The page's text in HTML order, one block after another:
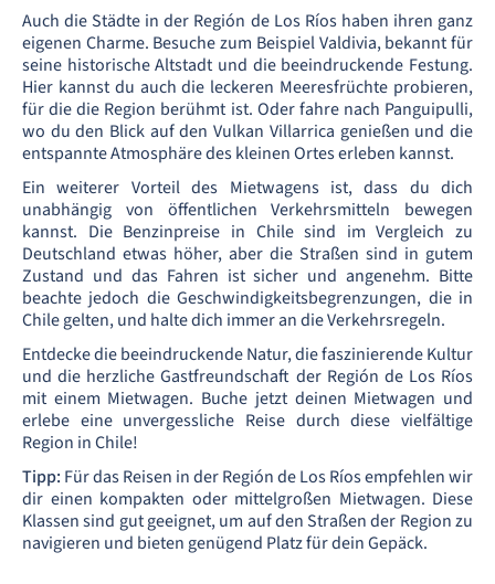
Auch die Städte in der Región de Los Ríos haben ihren ganz
eigenen Charme. Besuche zum Beispiel Valdivia, bekannt für
seine historische Altstadt und die beeindruckende Festung.
Hier kannst du auch die leckeren Meeresfrüchte probieren,
für die die Region berühmt ist. Oder fahre nach Panguipulli,
wo du den Blick auf den Vulkan Villarrica genießen und die
entspannte Atmosphäre des kleinen Ortes erleben kannst.
Ein weiterer Vorteil des Mietwagens ist, dass du dich
unabhängig von öffentlichen Verkehrsmitteln bewegen
kannst. Die Benzinpreise in Chile sind im Vergleich zu
Deutschland etwas höher, aber die Straßen sind in gutem
Zustand und das Fahren ist sicher und angenehm. Bitte
beachte jedoch die Geschwindigkeitsbegrenzungen, die in
Chile gelten, und halte dich immer an die Verkehrsregeln.
Entdecke die beeindruckende Natur, die faszinierende Kultur
und die herzliche Gastfreundschaft der Región de Los Ríos
mit einem Mietwagen. Buche jetzt deinen Mietwagen und
erlebe eine unvergessliche Reise durch diese vielfältige
Region in Chile!
Tipp: Für das Reisen in der Región de Los Ríos empfehlen wir
dir einen kompakten oder mittelgroßen Mietwagen. Diese
Klassen sind gut geeignet, um auf den Straßen der Region zu
navigieren und bieten genügend Platz für dein Gepäck.